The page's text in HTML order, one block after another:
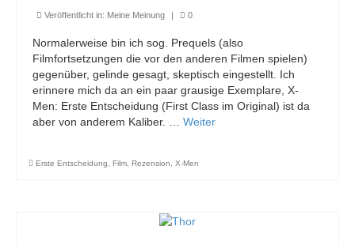
Veröffentlicht in: Meine Meinung | 0
Normalerweise bin ich sog. Prequels (also
Filmfortsetzungen die vor den anderen Filmen spielen)
gegenüber, gelinde gesagt, skeptisch eingestellt. Ich
erinnere mich da an ein paar grausige Exemplare, X-
Men: Erste Entscheidung (First Class im Original) ist da
aber von anderem Kaliber. … Weiter
Erste Entscheidung Film Rezension X-Men